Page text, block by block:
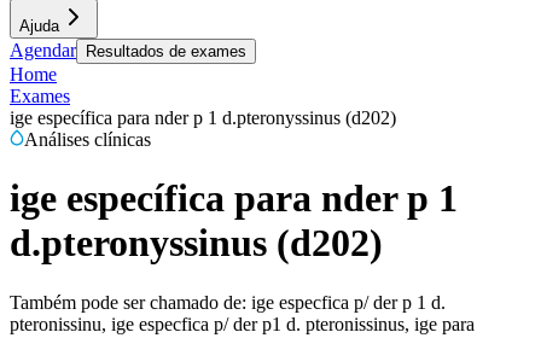
Ajuda
Agendar Resultados de exames
Home
Exames
ige específica para nder p 1 d.pteronyssinus (d202)
Análises clínicas
ige específica para nder p 1
d.pteronyssinus (d202)
Também pode ser chamado de: ige especfica p/ der p 1 d.
pteronissinu, ige especfica p/ der p1 d. pteronissinus, ige para